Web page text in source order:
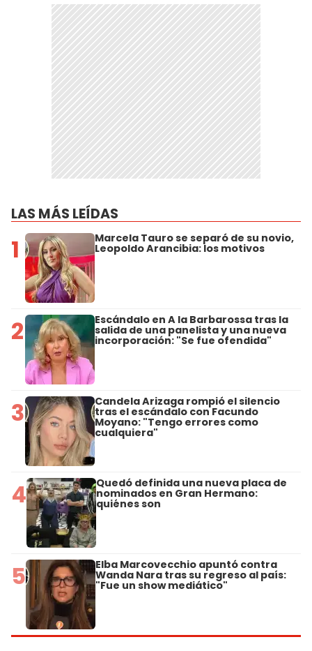
LAS MÁS LEÍDAS
1 Marcela Tauro se separó de su novio,
Leopoldo Arancibia: los motivos
2 Escándalo en A la Barbarossa tras la
salida de una panelista y una nueva
incorporación: "Se fue ofendida"
3 Candela Arizaga rompió el silencio
tras el escándalo con Facundo
Moyano: "Tengo errores como
cualquiera"
4 Quedó definida una nueva placa de
nominados en Gran Hermano:
quiénes son
5 Elba Marcovecchio apuntó contra
Wanda Nara tras su regreso al país:
"Fue un show mediático"